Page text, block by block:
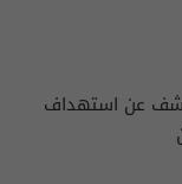
عن استهداف